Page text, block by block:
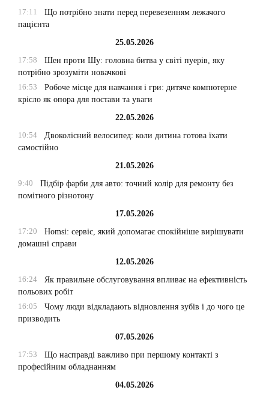
17:11
Що потрібно знати перед перевезенням лежачого
пацієнта
25.05.2026
17:58
Шен проти Шу: головна битва у світі пуерів, яку
потрібно зрозуміти новачкові
16:53
Робоче місце для навчання і гри: дитяче компютерне
крісло як опора для постави та уваги
22.05.2026
10:54
Двоколісний велосипед: коли дитина готова їхати
самостійно
21.05.2026
9:40
Підбір фарби для авто: точний колір для ремонту без
помітного різнотону
17.05.2026
17:20
Homsi: сервіс, який допомагає спокійніше вирішувати
домашні справи
12.05.2026
16:24
Як правильне обслуговування впливає на ефективність
польових робіт
16:05
Чому люди відкладають відновлення зубів і до чого це
призводить
07.05.2026
17:53
Що насправді важливо при першому контакті з
професійним обладнанням
04.05.2026